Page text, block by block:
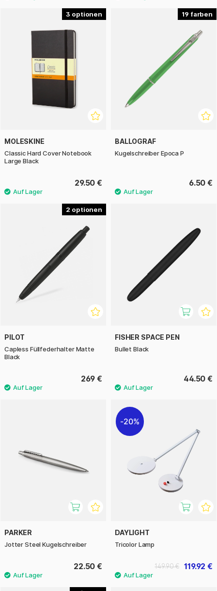
3
MOLESKINE
Classic Hard Cover Notebook
Large Black
29.50 €
19
BALLOGRAF
Kugelschreiber Epoca P
6.50 €
2
PILOT
Capless Füllfederhalter Matte
Black
269 €
FISHER SPACE PEN
Bullet Black
44.50 €
PARKER
Jotter Steel Kugelschreiber
22.50 €
20%
DAYLIGHT
Tricolor Lamp
119.92 €
149.90 €